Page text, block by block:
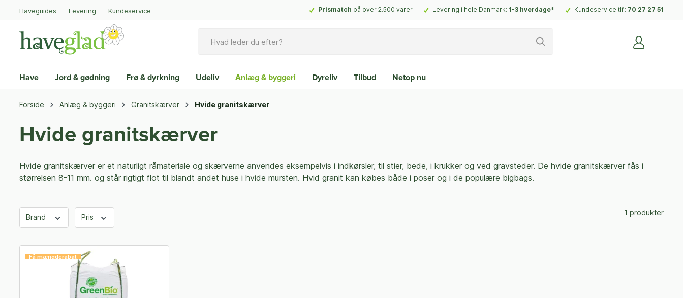
Haveguides Levering Kundeservice Prismatch på over 2.500 varer Levering i hele Danmark: 1-3 hverdage* Kundeservice tlf.: 70 27 27 51
Have Jord & gødning Frø & dyrkning Udeliv Anlæg & byggeri Dyreliv Tilbud Netop nu
Forside Anlæg & byggeri Granitskærver Hvide granitskærver
Hvide granitskærver
Hvide granitskærver er et naturligt råmateriale og skærverne anvendes eksempelvis i indkørsler, til stier, bede, i krukker og ved gravsteder. De hvide granitskærver fås i
størrelsen 8-11 mm. og står rigtigt flot til blandt andet huse i hvide mursten. Hvid granit kan købes både i poser og i de populære bigbags.
1 produkter
Brand Pris
Få mængderabat